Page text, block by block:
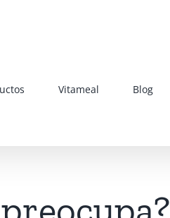
Vitameal Blog